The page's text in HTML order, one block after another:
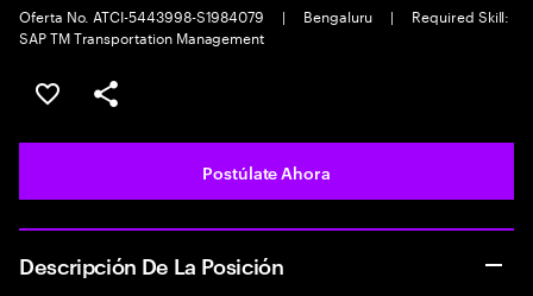
Oferta No. ATCI-5443998-S1984079
| Bengaluru |
Required Skill:
SAP TM Transportation Management
Guardar este empleo
Compartir este empleo
Postúlate Ahora
Descripción De La Posición